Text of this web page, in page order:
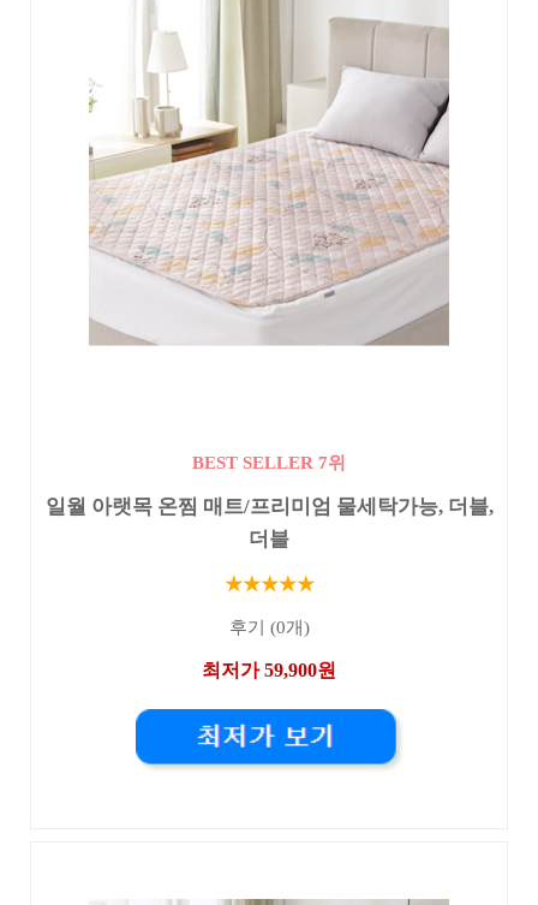
BEST SELLER 7위
일월 아랫목 온찜 매트/프리미엄 물세탁가능, 더블,
더블
★★★★★
후기 (0개)
최저가 59,900원